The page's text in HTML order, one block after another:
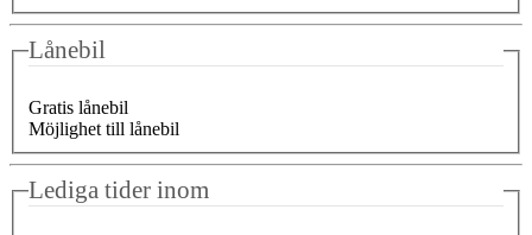
Lånebil
Gratis lånebil
Möjlighet till lånebil
Lediga tider inom